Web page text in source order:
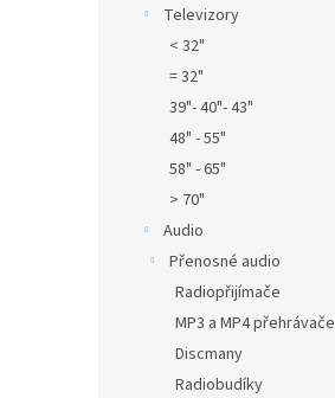
Televizory
< 32"
= 32"
39"- 40"- 43"
48" - 55"
58" - 65"
> 70"
Audio
Přenosné audio
Radiopřijímače
MP3 a MP4 přehrávače
Discmany
Radiobudíky